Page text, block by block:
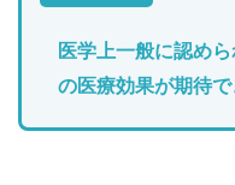
医学上一般に認め
の医療効果が期待